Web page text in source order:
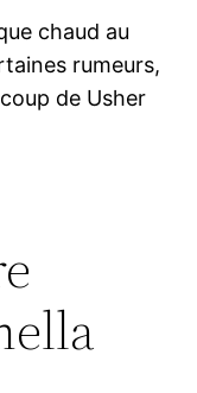
chaud au
rumeurs,
de Usher